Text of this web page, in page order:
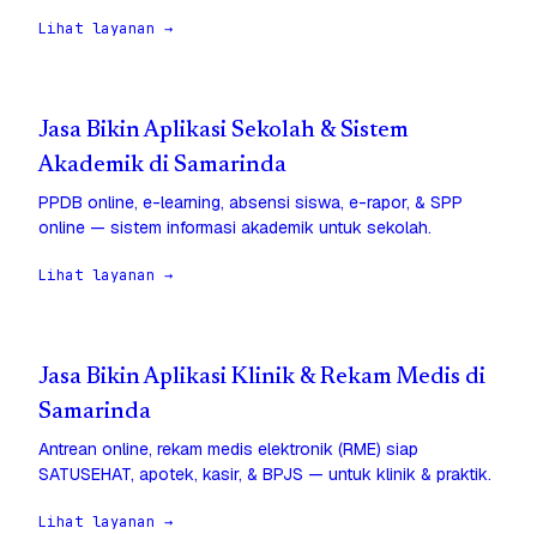
Lihat layanan →
Jasa Bikin Aplikasi Sekolah & Sistem
Akademik di Samarinda
PPDB online, e-learning, absensi siswa, e-rapor, & SPP
online — sistem informasi akademik untuk sekolah.
Lihat layanan →
Jasa Bikin Aplikasi Klinik & Rekam Medis di
Samarinda
Antrean online, rekam medis elektronik (RME) siap
SATUSEHAT, apotek, kasir, & BPJS — untuk klinik & praktik.
Lihat layanan →